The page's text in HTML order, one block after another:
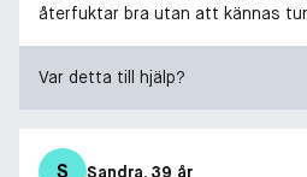
återfuktar bra utan att kännas
Var detta till hjälp?
S Sandra, 39 år